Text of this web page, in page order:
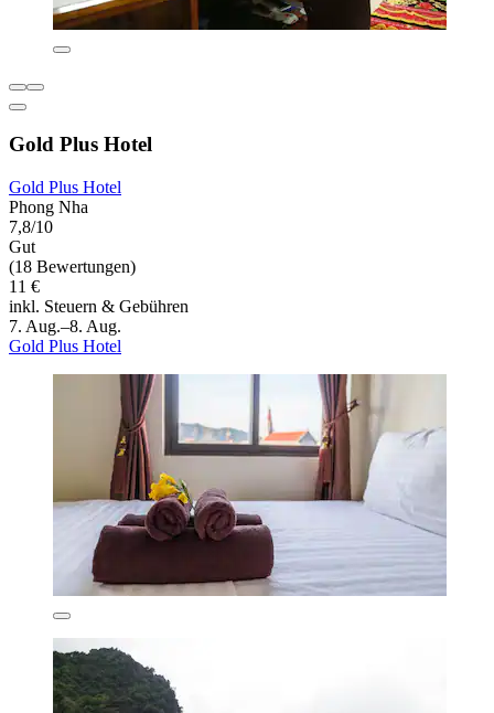
Gold Plus Hotel
Gold Plus Hotel
Phong Nha
7,8/10
Gut
(18 Bewertungen)
11 €
inkl. Steuern & Gebühren
7. Aug.–8. Aug.
Gold Plus Hotel